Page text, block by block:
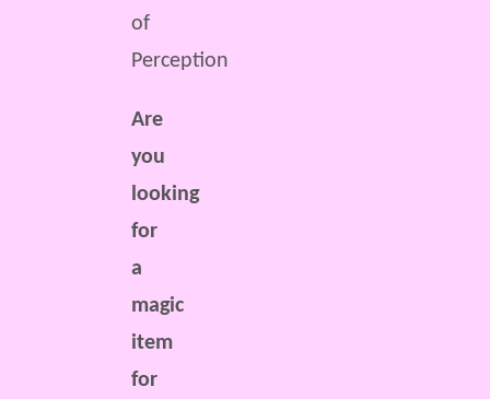
of
Perception
Are
you
looking
for
a
magic
item
for